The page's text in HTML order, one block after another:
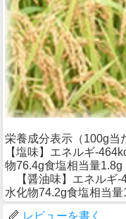
栄養成分表示（100g当
【塩味】エネルギ-
物76.4g食塩相当量1.8g
【醤油味】エネルギ-
水化物74.2g食塩相当量
レビューを書く